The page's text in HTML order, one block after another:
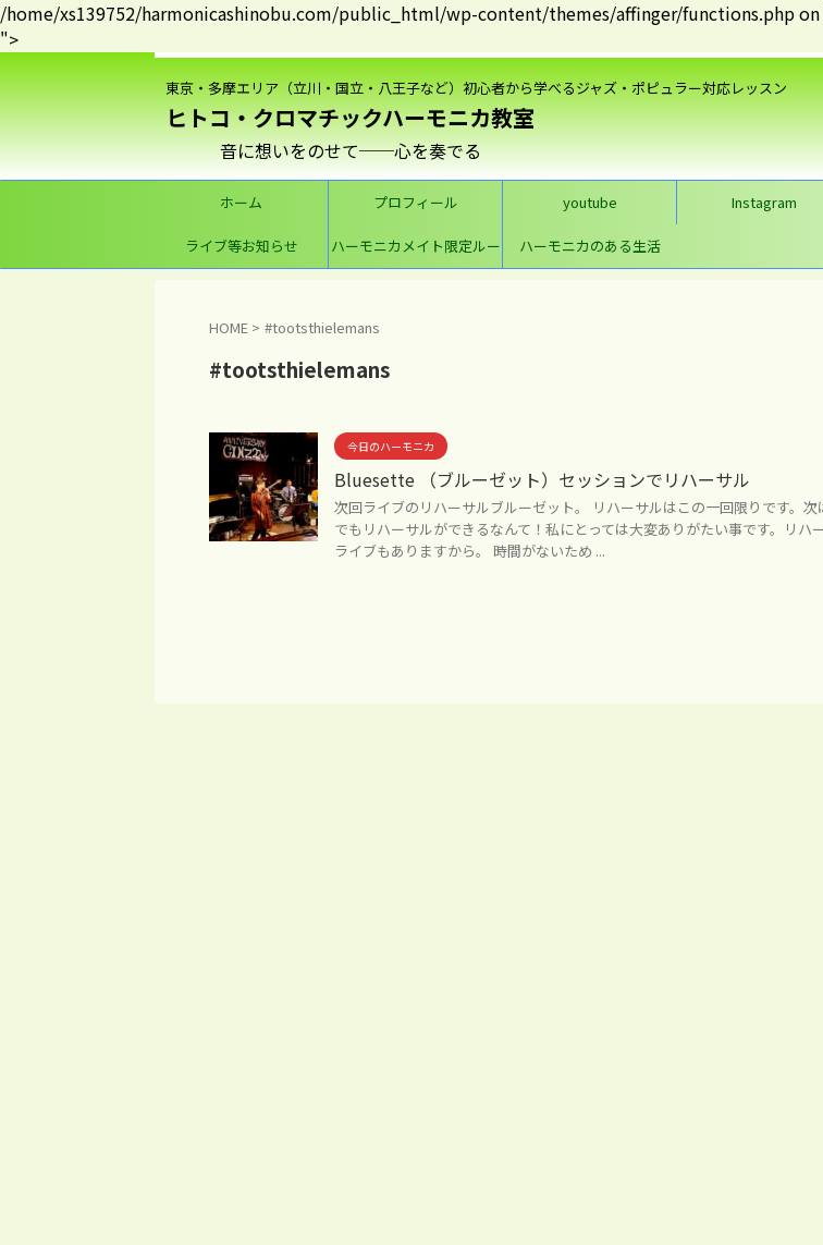
/home/xs139752/harmonicashinobu.com/public_html/wp-content/themes/affinger/functions.php
">
東京・多摩エリア（立川・国立・八王子など）初心者から学べるジャズ・ポピュラー対応レッスン
ヒトコ・クロマチックハーモニカ教室
ホーム プロフィール youtube Instagram
ライブ等お知らせ ハーモニカメイト限定ルー ハーモニカのある生活
HOME > #tootsthielemans
#tootsthielemans
今日のハーモニカ
Bluesette （ブルーゼット）セッションでリハーサル
次回ライブのリハーサルブルーゼット。 リハーサルはこの一回限りです。次
でもリハーサルができるなんて！私にとっては大変ありがたい事です。リハ
ライブもありますから。 時間がないため ...